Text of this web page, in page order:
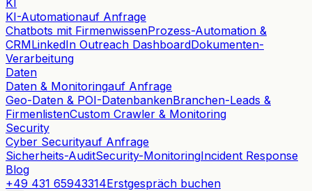
KI
KI-Automationauf Anfrage
Chatbots mit FirmenwissenProzess-Automation &
CRMLinkedIn Outreach DashboardDokumenten-
Verarbeitung
Daten
Daten & Monitoringauf Anfrage
Geo-Daten & POI-DatenbankenBranchen-Leads &
FirmenlistenCustom Crawler & Monitoring
Security
Cyber Securityauf Anfrage
Sicherheits-AuditSecurity-MonitoringIncident Response
Blog
+49 431 65943314Erstgespräch buchen